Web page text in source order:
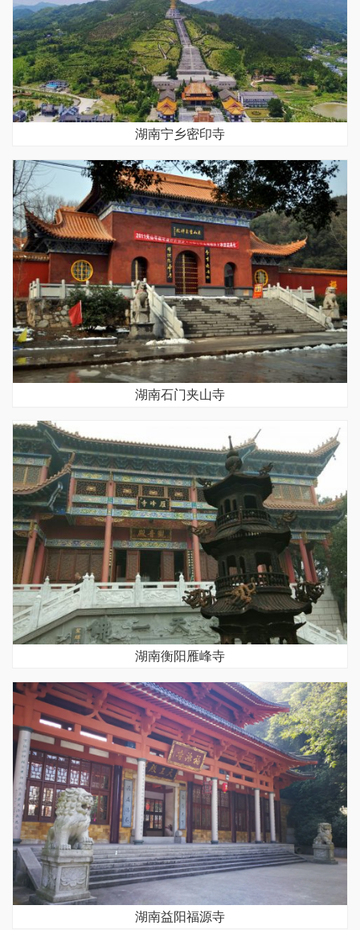
湖南宁乡密印寺
湖南石门夹山寺
湖南衡阳雁峰寺
湖南益阳福源寺